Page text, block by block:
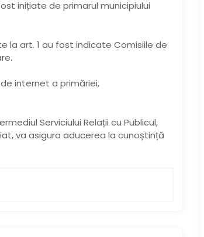
inițiate de primarul municipiului
la art. 1 au fost indicate Comisiile de
internet a primăriei,
Serviciului Relații cu Publicul,
va asigura aducerea la cunoștință